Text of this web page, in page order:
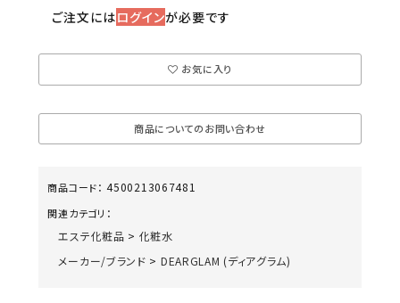
ご注文にはログインが必要です
お気に入り
商品についてのお問い合わせ
商品コード： 4500213067481
関連カテゴリ：
エステ化粧品 > 化粧水
メーカー/ブランド > DEARGLAM (ディアグラム)